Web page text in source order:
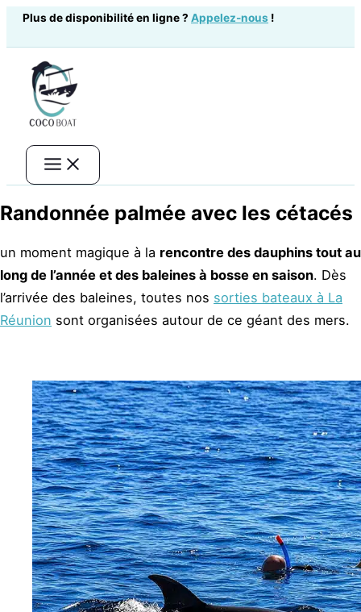
Aller
contenu
Plus de disponibilité en ligne ? Appelez-nous !
Randonnée palmée avec les cétacés
un moment magique à la rencontre des dauphins tout au
long de l’année et des baleines à bosse en saison. Dès
l’arrivée des baleines, toutes nos sorties bateaux à La
Réunion sont organisées autour de ce géant des mers.